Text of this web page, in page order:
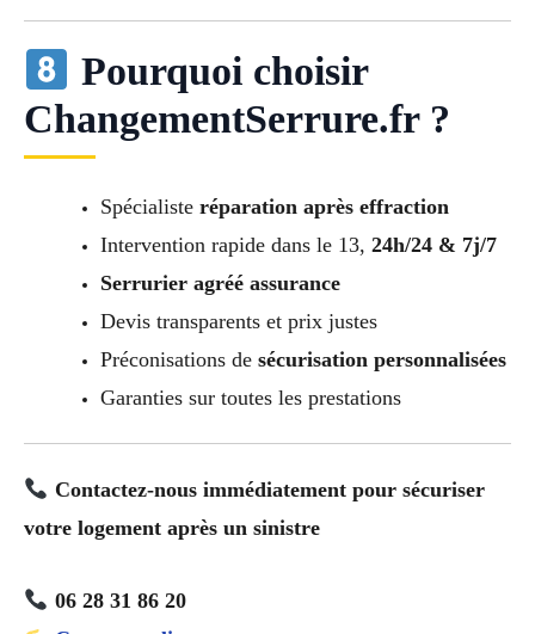
Pourquoi choisir
ChangementSerrure.fr ?
Spécialiste réparation après effraction
Intervention rapide dans le 13, 24h/24 & 7j/7
Serrurier agréé assurance
Devis transparents et prix justes
Préconisations de sécurisation personnalisées
Garanties sur toutes les prestations
Contactez-nous immédiatement pour sécuriser
votre logement après un sinistre
06 28 31 86 20